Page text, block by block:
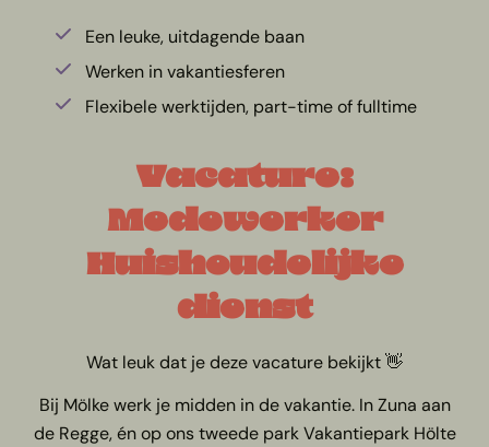
Een leuke, uitdagende baan
Werken in vakantiesferen
Flexibele werktijden, part-time of fulltime
Vacature:
Medewerker
Huishoudelijke
dienst
Wat leuk dat je deze vacature bekijkt 👋
Bij Mölke werk je midden in de vakantie. In Zuna aan
de Regge, én op ons tweede park Vakantiepark Hölte